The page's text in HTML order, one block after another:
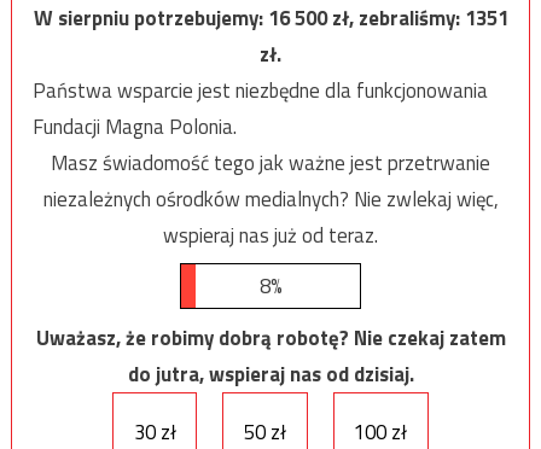
W sierpniu potrzebujemy:16 500zł, zebraliśmy:1351
zł.
Państwa wsparcie jest niezbędne dla funkcjonowania
Fundacji Magna Polonia.
Masz świadomość tego jak ważne jest przetrwanie
niezależnych ośrodków medialnych? Nie zwlekaj więc,
wspieraj nas już od teraz.
8%
Uważasz, że robimy dobrą robotę? Nie czekaj zatem
do jutra, wspieraj nas od dzisiaj.
30 zł
50 zł 100 zł